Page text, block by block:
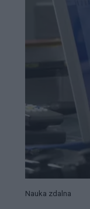
Nauka zdalna